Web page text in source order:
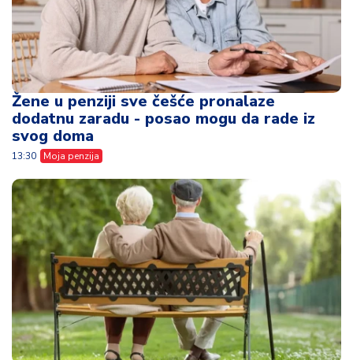
Žene u penziji sve češće pronalaze
dodatnu zaradu - posao mogu da rade iz
svog doma
13:30 Moja penzija